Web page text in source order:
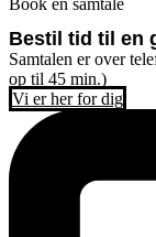
Bestil tid til en
Samtalen er over
op til 45 min.)
Vi er her for dig